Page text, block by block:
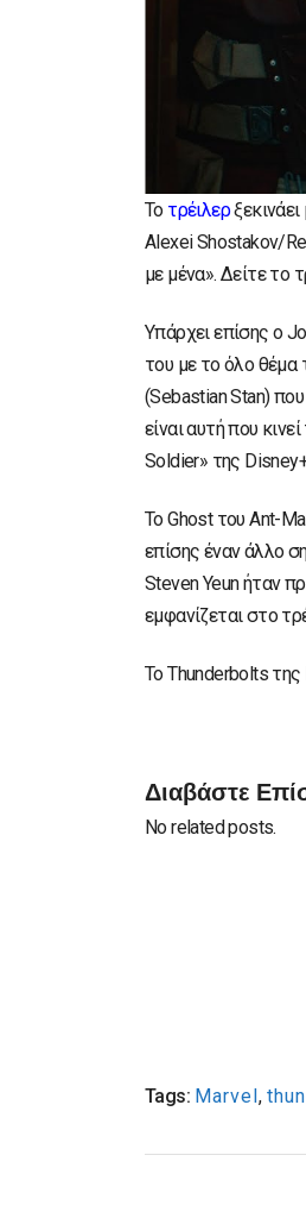
Το τρέιλερ
Alexei Shostakov/
με μένα». Δείτε το
Υπάρχει επίσης ο
του με το όλο θέμα
(Sebastian Stan)
είναι αυτή που
Soldier» της
Το Ghost του Ant-
επίσης έναν άλλο
Steven Yeun ήταν
εμφανίζεται στο
Το Thunderbolts της
Διαβάστε
No related posts.
Tags: Marvel ,